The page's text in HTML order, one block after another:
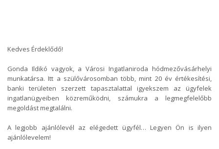
Kedves Érdeklődő!
Gonda Ildikó vagyok, a Városi Ingatlaniroda hódmezővásárhelyi
munkatársa. Itt a szülővárosomban több, mint 20 év értékesítési,
banki területen szerzett tapasztalattal igyekszem az ügyfelek
ingatlanügyeiben közreműködni, számukra a legmegfelelőbb
megoldást megtalálni.
A legjobb ajánlólevél az elégedett ügyfél… Legyen Ön is ilyen
ajánlólevelem!